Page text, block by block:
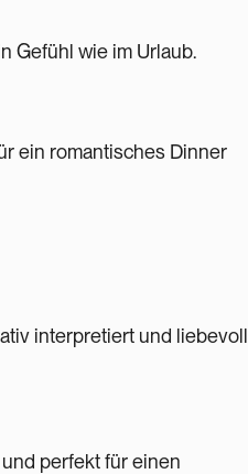
Gefühl wie im Urlaub.
ein romantisches Dinner
interpretiert und liebevoll
perfekt für einen